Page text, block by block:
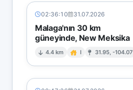
02:36:10 31.07.2026
Malaga'nın 30 km
güneyinde, New Meksika
4.4 km I 31.95, -104.07